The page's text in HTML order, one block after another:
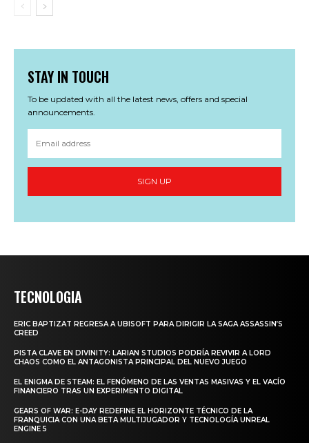
STAY IN TOUCH
To be updated with all the latest news, offers and special
announcements.
SIGN UP
TECNOLOGIA
ERIC BAPTIZAT REGRESA A UBISOFT PARA DIRIGIR LA SAGA ASSASSIN’S
CREED
PISTA CLAVE EN DIVINITY: LARIAN STUDIOS PODRÍA REVIVIR A LORD
CHAOS COMO EL ANTAGONISTA PRINCIPAL DEL NUEVO JUEGO
EL ENIGMA DE STEAM: EL FENÓMENO DE LAS VENTAS MASIVAS Y EL VACÍO
FINANCIERO TRAS UN EXPERIMENTO DIGITAL
GEARS OF WAR: E-DAY REDEFINE EL HORIZONTE TÉCNICO DE LA
FRANQUICIA CON UNA BETA MULTIJUGADOR Y TECNOLOGÍA UNREAL
ENGINE 5